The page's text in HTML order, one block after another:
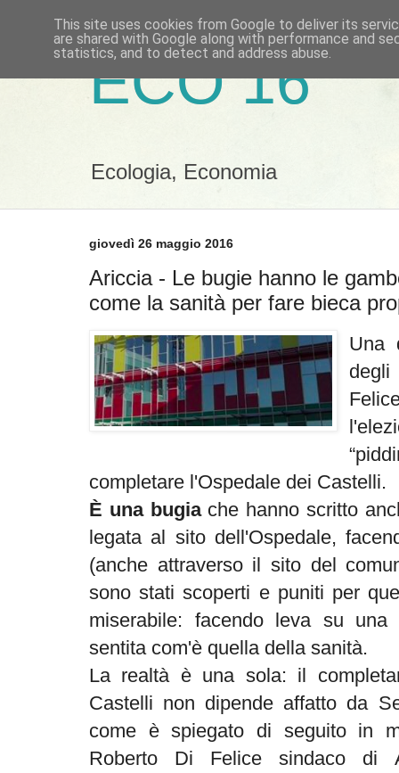
ECO 16
Ecologia, Economia
giovedì 26 maggio 2016
Ariccia - Le bugie hanno le
come la sanità per fare bieca
Una
completare l'Ospedale dei Castelli.
È una bugiache hanno scritto
legata al sito dell'Ospedale,
(anche attraverso il sito del
sono stati scoperti e puniti per
miserabile: facendo leva su
sentita com'è quella della sanità.
La realtà è una sola: il
Castelli non dipende affatto da
come è spiegato di seguito in
Roberto Di Felice sindaco di
This site uses cookies from Google to deliver its
are shared with Google along with performance and
statistics, and to detect and address abuse.